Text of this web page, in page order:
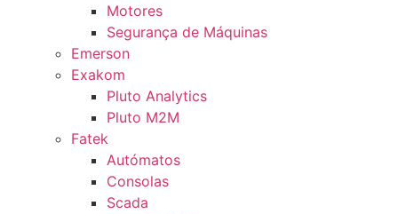
Motores
Segurança de Máquinas
Emerson
Exakom
Pluto Analytics
Pluto M2M
Fatek
Autómatos
Consolas
Scada